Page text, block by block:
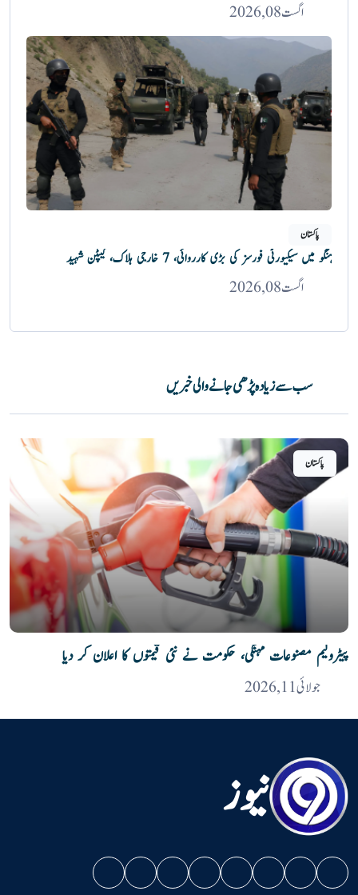
اگست 08, 2026
پاکستان
ہنگو میں سیکیورٹی فورسز کی بڑی کارروائی، 7 خارجی ہلاک، کیپٹن شہید
اگست 08, 2026
سب سے زیادہ پڑھی جانے والی خبریں
پاکستان
پیٹرولیم مصنوعات مہنگی، حکومت نے نئی قیمتوں کا اعلان کر دیا
جولائی 11, 2026
نیوز